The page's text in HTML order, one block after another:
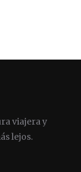
viajera y
lejos.